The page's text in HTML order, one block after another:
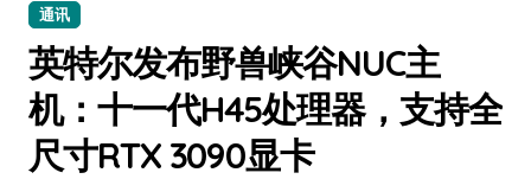
通讯
英特尔发布野兽峡谷NUC主
机：十一代H45处理器，支持全
尺寸RTX 3090显卡